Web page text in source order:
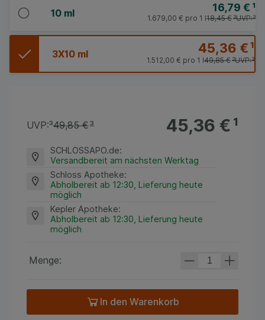
10 ml 16,79 € ¹
UVP:³
18,45 €³
1.679,00 € pro 1 l
3X10 ml 45,36 €¹
UVP:³
49,85 €³
1.512,00 € pro 1 l
45,36 €¹
UVP:³49,85 €³
SCHLOSSAPO.de:
Versandbereit am nächsten Werktag
Schloss Apotheke:
Abholbereit ab 12:30, Lieferung heute
möglich
Kepler Apotheke:
Abholbereit ab 12:30, Lieferung heute
möglich
Menge:
In den Warenkorb